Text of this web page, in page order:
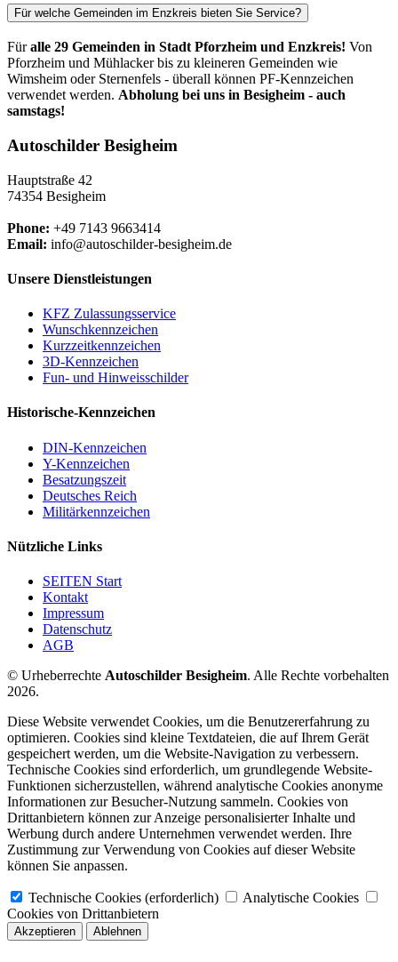
Für welche Gemeinden im Enzkreis bieten Sie Service?
Füralle 29 Gemeinden in Stadt Pforzheim und Enzkreis! Von
Pforzheim und Mühlacker bis zu kleineren Gemeinden wie
Wimsheim oder Sternenfels - überall können PF-Kennzeichen
verwendet werden. Abholung bei uns in Besigheim - auch
samstags!
Autoschilder Besigheim
Hauptstraße 42
74354 Besigheim
Phone: +49 7143 9663414
Email: info@autoschilder-besigheim.de
Unsere Dienstleistungen
KFZ Zulassungsservice
Wunschkennzeichen
Kurzzeitkennzeichen
3D-Kennzeichen
Fun- und Hinweisschilder
Historische-Kennzeichen
DIN-Kennzeichen
Y-Kennzeichen
Besatzungszeit
Deutsches Reich
Militärkennzeichen
Nützliche Links
SEITEN Start
Kontakt
Impressum
Datenschutz
AGB
© Urheberrechte Autoschilder Besigheim. Alle Rechte vorbehalten
2026.
Diese Website verwendet Cookies, um die Benutzererfahrung zu
optimieren. Cookies sind kleine Textdateien, die auf Ihrem Gerät
gespeichert werden, um die Website-Navigation zu verbessern.
Technische Cookies sind erforderlich, um grundlegende Website-
Funktionen sicherzustellen, während analytische Cookies anonyme
Informationen zur Besucher-Nutzung sammeln. Cookies von
Drittanbietern können zur Anzeige personalisierter Inhalte und
Werbung durch andere Unternehmen verwendet werden. Ihre
Zustimmung zur Verwendung von Cookies auf dieser Website
können Sie anpassen.
Technische Cookies (erforderlich)
Analytische Cookies
Cookies von Drittanbietern
Akzeptieren Ablehnen